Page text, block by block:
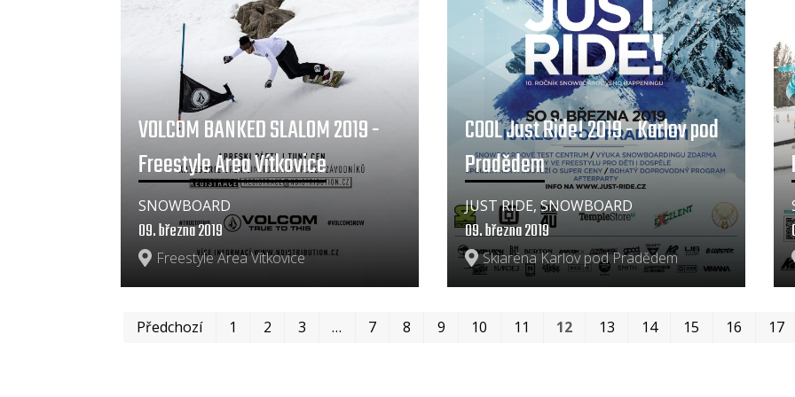
VOLCOM BANKED SLALOM 2019 -
Freestyle Area Vítkovice
Freestyle Area Vítkovice
09. března 2019
SNOWBOARD
COOL Just Ride! 2019 - Karlov pod
Pradědem
Skiaréna Karlov pod Pradědem
09. března 2019
JUST RIDE, SNOWBOARD
Předchozí 1 2 3 … 7 8 9 10 11 12 13 14 15 16 17